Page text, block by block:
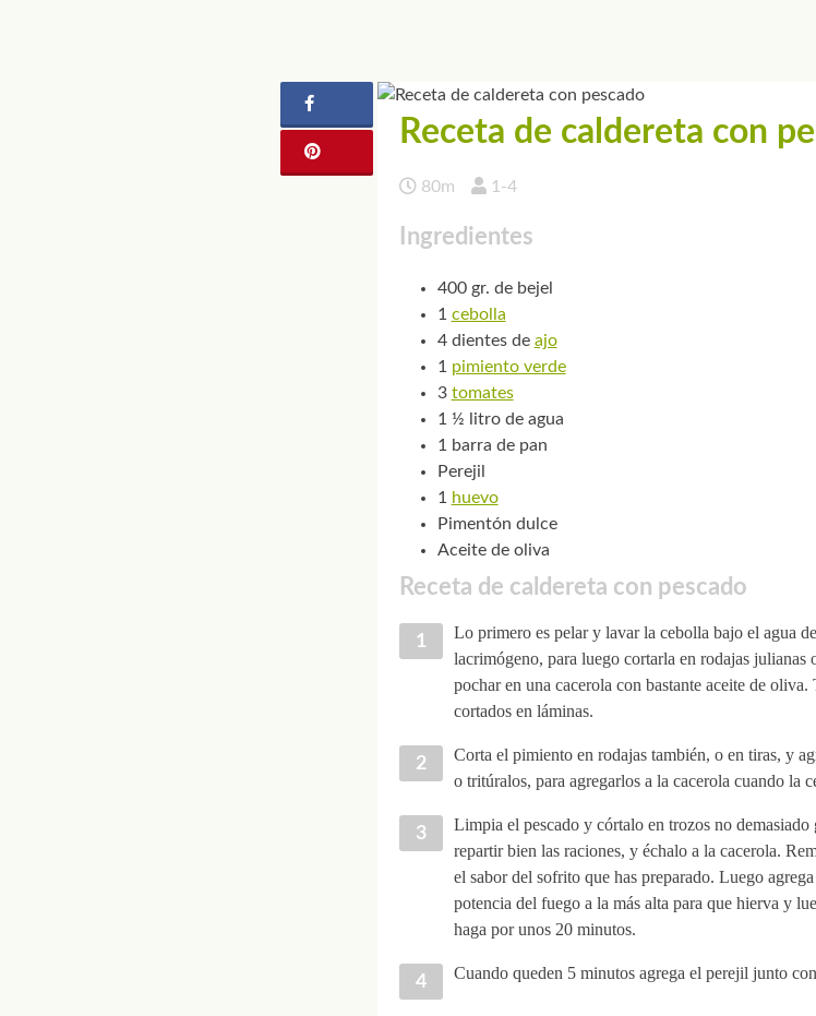
Receta de caldereta con
80m 1-4
Ingredientes
400 gr. de bejel
1 cebolla
4 dientes de ajo
1 pimiento verde
3 tomates
1 ½ litro de agua
1 barra de pan
Perejil
1
huevo
Pimentón dulce
Aceite de oliva
Receta de caldereta con pescado
Lo primero es pelar y lavar la cebolla bajo el agua
lacrimógeno, para luego cortarla en rodajas julianas
pochar en una cacerola con bastante aceite de
cortados en láminas.
Corta el pimiento en rodajas también, o en tiras, y
o tritúralos, para agregarlos a la cacerola cuando la
Limpia el pescado y córtalo en trozos no demasiado
repartir bien las raciones, y échalo a la cacerola.
el sabor del sofrito que has preparado. Luego
potencia del fuego a la más alta para que hierva y
haga por unos 20 minutos.
Cuando queden 5 minutos agrega el perejil junto